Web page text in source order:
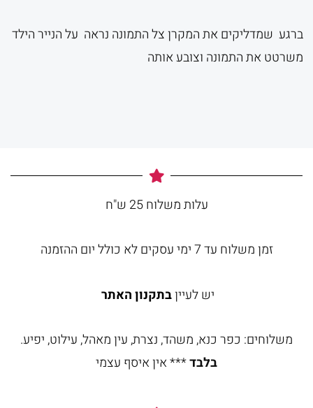
ברגע שמדליקים את המקרן צל התמונה נראה על הנייר הילד
משרטט את התמונה וצובע אותה
עלות משלוח 25 ש"ח
זמן משלוח עד 7 ימי עסקים לא כולל יום ההזמנה
יש לעייןבתקנון האתר
משלוחים: כפר כנא, משהד, נצרת, עין מאהל, עילוט, יפיע.
בלבד*** אין איסף עצמי